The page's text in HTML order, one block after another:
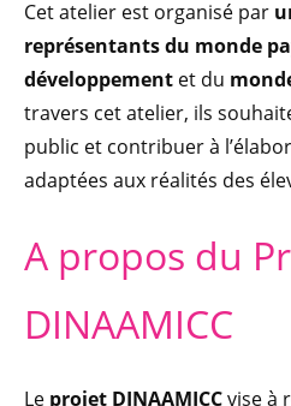
Cet atelier est organisé par
représentants du monde
développement et du
travers cet atelier, ils
public et contribuer à
adaptées aux réalités des
A propos du
DINAAMICC
Le projet DINAAMICCvise à r